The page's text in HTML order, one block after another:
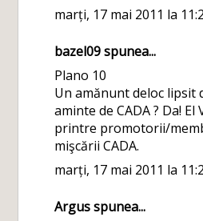
marți, 17 mai 2011 la
bazel09spunea...
Plano 10
Un amănunt deloc lipsit
aminte de CADA ? Da!
printre promotorii/
mişcării CADA.
marți, 17 mai 2011 la
Argusspunea...